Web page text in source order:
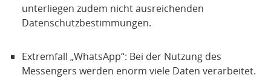
unterliegen zudem nicht ausreichenden
Datenschutzbestimmungen.
Extremfall „WhatsApp“: Bei der Nutzung des
Messengers werden enorm viele Daten verarbeitet.